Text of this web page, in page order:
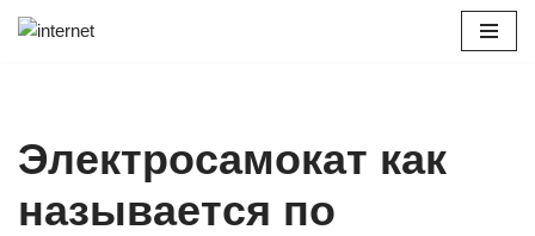
Электросамокат как
называется по